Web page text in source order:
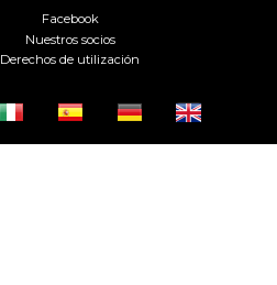
Facebook
Nuestros socios
Derechos de utilización